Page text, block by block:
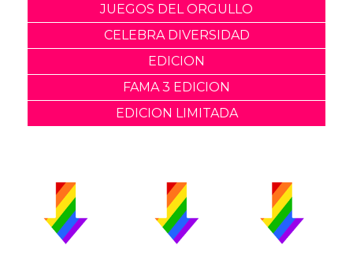
JUEGOS DEL ORGULLO
CELEBRA DIVERSIDAD
EDICION
FAMA 3 EDICION
EDICION LIMITADA